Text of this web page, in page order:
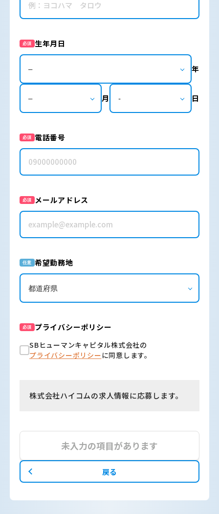
必須 生年月日
年
月 日
必須 電話番号
必須 メールアドレス
任意 希望勤務地
必須 プライバシーポリシー
SBヒューマンキャピタル株式会社の
プライバシーポリシーに同意します。
株式会社ハイコムの求人情報に応募します。
未入力の項目があります
戻る